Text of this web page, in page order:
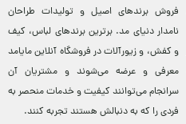
فروش برندهای اصيل و توليدات طراحان
نامدار دنيای مد. برترين‌ برندهای لباس، کيف
و کفش، و زيورآلات در فروشگاه آنلاين مایامد
معرفی و عرضه می‌شوند و مشتريان آن
سرانجام می‌توانند کيفيت و خدمات منحصر به
فردی را که به دنبالش هستند تجربه کنند.